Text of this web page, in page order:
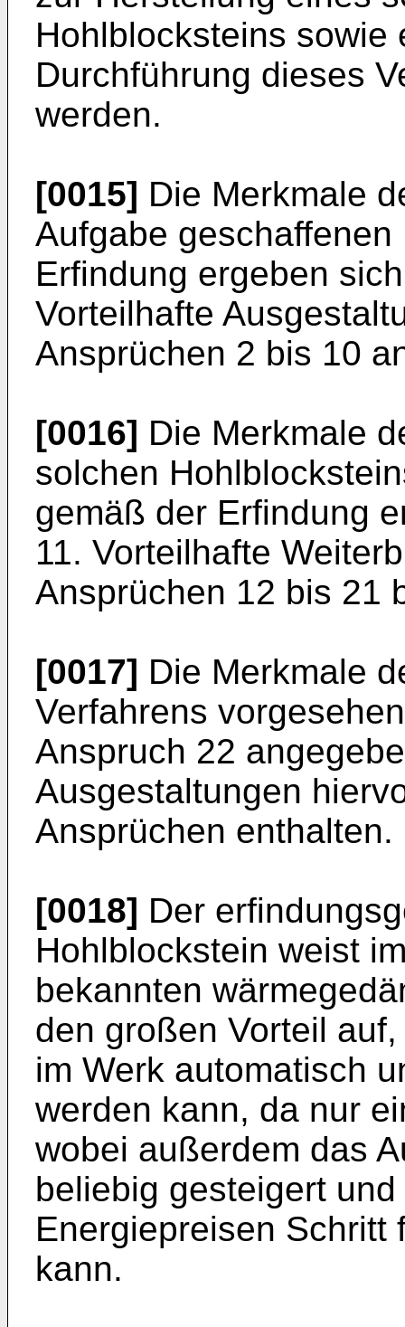
Hohlblocksteins sowie
Durchführung dieses
werden.
[0015] Die Merkmale
Aufgabe
Erfindung ergeben
Vorteilhafte
Ansprüchen 2 bis 10
[0016] Die Merkmale
solchen
gemäß der Erfindung
11. Vorteilhafte
Ansprüchen 12 bis 21
[0017] Die Merkmale
Verfahrens
Anspruch 22
Ausgestaltungen
Ansprüchen enthalten.
[0018] Der
Hohlblockstein weist
bekannten
den großen Vorteil
im Werk automatisch
werden kann, da nur
wobei außerdem das
beliebig gesteigert
Energiepreisen Schritt
kann.